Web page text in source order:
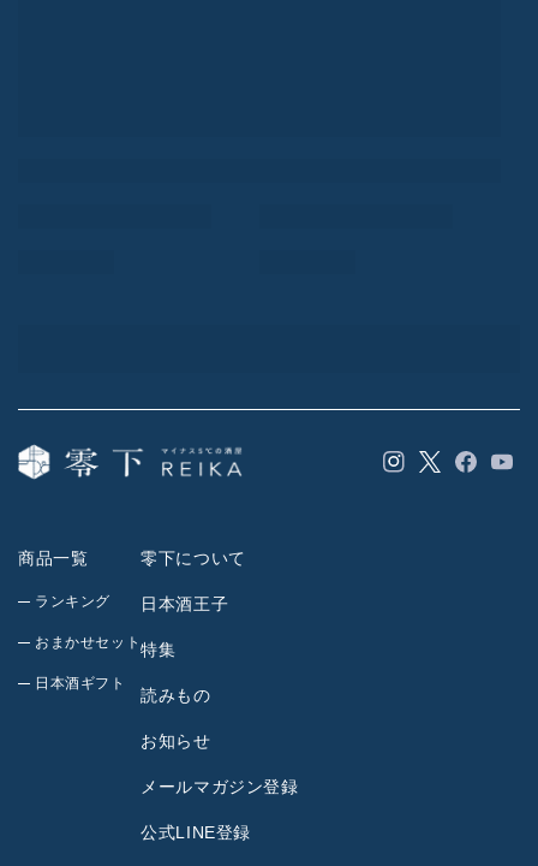
Instagram
TwitterFacebook
商品一覧
ランキング
おまかせセット
日本酒ギフト
零下について
日本酒王子
特集
読みもの
お知らせ
メールマガジン登録
公式LINE登録